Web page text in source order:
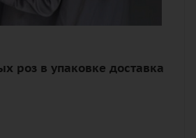
роз в упаковке доставка